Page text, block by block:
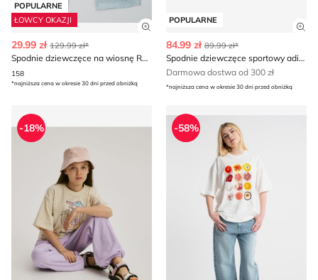
POPULARNE
ŁOWCY OKAZJI
Zobacz szczegóły produktu
29.99 zł 129.99 zł*
Spodnie dziewczęce na wiosnę Reporter
158
*najniższa cena w okresie 30 dni przed obniżką
POPULARNE
84.99 zł 89.99 zł*
Spodnie dziewczęce sportowy adidas
Darmowa dostwa od 300 zł
*najniższa cena w okresie 30 dni przed obniżką
Spodnie dziewczęce na wiosnę Reserved
-18%
Reporter - Spodnie
-58%